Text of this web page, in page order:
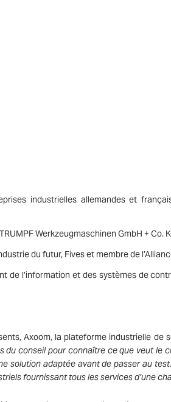
industrielles allemandes et
Werkzeugmaschinen GmbH + Co.
du futur, Fives et membre de
de l’information et des systèmes de
Axoom, la plateforme industrielle de
du conseil pour connaître ce que veut le
solution adaptée avant de passer au
fournissant tous les services d’une